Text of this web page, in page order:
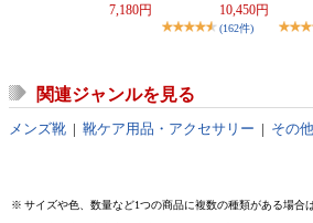
7,180円 10,450円
(162件)
関連ジャンルを見る
メンズ靴 | 靴ケア用品・アクセサリー | その他
※ サイズや色、数量など1つの商品に複数の種類がある場合